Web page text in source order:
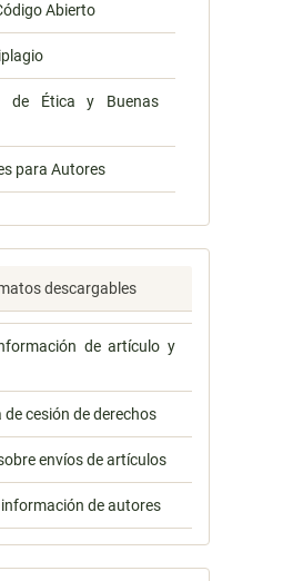
Abierto
de Ética y Buenas
para Autores
descargables
de artículo y
cesión de derechos
envíos de artículos
de autores